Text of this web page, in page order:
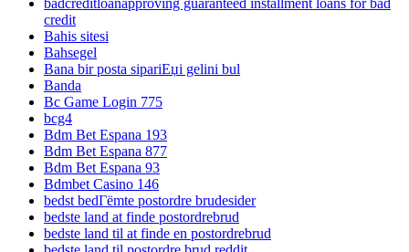
badcreditloanapproving guaranteed installment loans for bad
credit
Bahis sitesi
Bahsegel
Bana bir posta sipariЕџi gelini bul
Banda
Bc Game Login 775
bcg4
Bdm Bet Espana 193
Bdm Bet Espana 877
Bdm Bet Espana 93
Bdmbet Casino 146
bedst bedГёmte postordre brudesider
bedste land at finde postordrebrud
bedste land til at finde en postordrebrud